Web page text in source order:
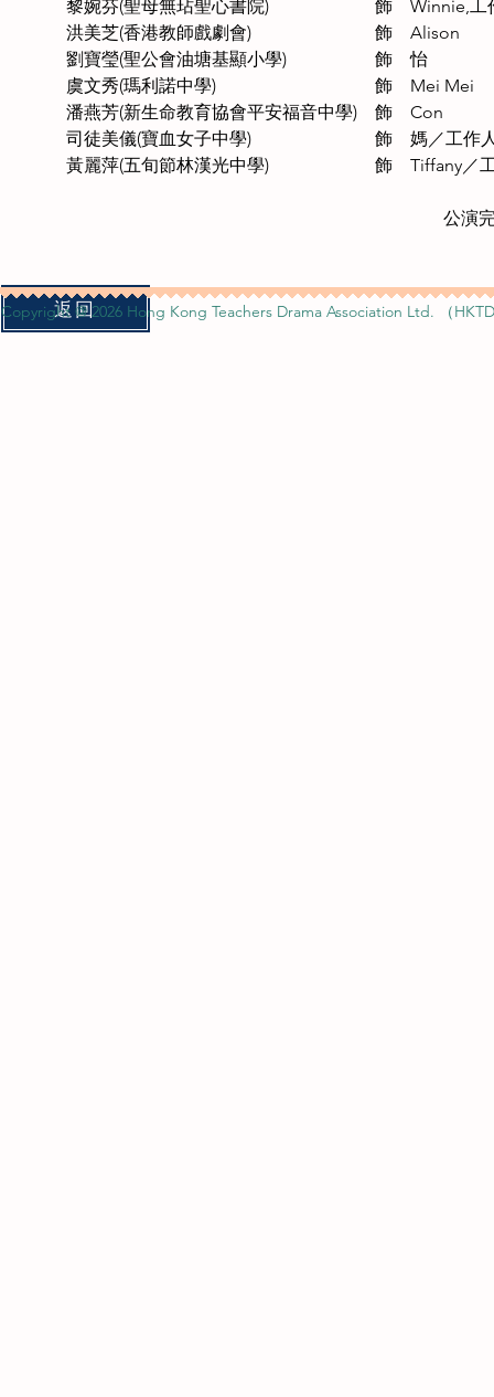
黎婉芬(聖母無玷聖心書院)　　　　　　飾　Winnie,工
洪美芝(香港教師戲劇會)　　　　　　　飾　Alison
劉寶瑩(聖公會油塘基顯小學)　　　　　飾　怡
虞文秀(瑪利諾中學)　　　　　　　　　飾　Mei Mei
潘燕芳(新生命教育協會平安福音中學)　飾　Con
司徒美儀(寶血女子中學)　　　　　　　飾　媽／工作
黃麗萍(五旬節林漢光中學)　　　　　　飾　Tiffany／
公演
返回
Copyright @ 2026 Hong Kong Teachers Drama Association Ltd. （